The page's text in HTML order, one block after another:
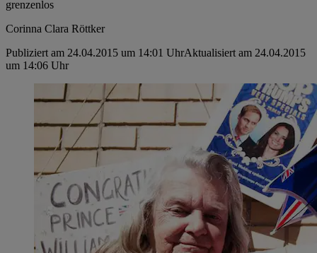
grenzenlos
Corinna Clara Röttker
Publiziert am 24.04.2015 um 14:01 UhrAktualisiert am 24.04.2015
um 14:06 Uhr